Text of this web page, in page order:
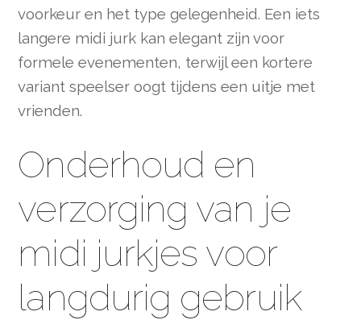
voorkeur en het type gelegenheid. Een iets
langere midi jurk kan elegant zijn voor
formele evenementen, terwijl een kortere
variant speelser oogt tijdens een uitje met
vrienden.
Onderhoud en
verzorging van je
midi jurkjes voor
langdurig gebruik